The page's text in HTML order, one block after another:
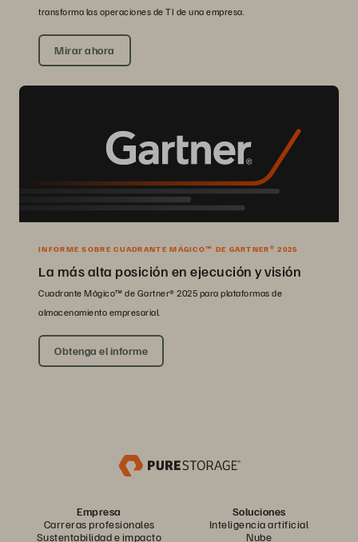
transforma las operaciones de TI de una empresa.
Mirar ahora
INFORME SOBRE CUADRANTE MÁGICO™ DE GARTNER® 2025
La más alta posición en ejecución y visión
Cuadrante Mágico™ de Gartner® 2025 para plataformas de
almacenamiento empresarial.
Obtenga el informe
Empresa
Carreras profesionales
Sustentabilidad e impacto
Soluciones
Inteligencia artificial
Nube